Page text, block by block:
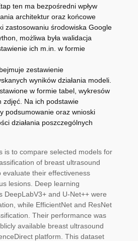
ten ma bezpośredni wpływ
architektur oraz końcowe
zastosowaniu środowiska Google
możliwa była walidacja
ich m.in. w formie
zestawienie
wyników działania modeli.
w formie tabel, wykresów
zdjęć. Na ich podstawie
podsumowanie oraz wnioski
działania poszczególnych
is to compare selected models for
of breast ultrasound
evaluate their effectiveness
lesions. Deep learning
DeepLabV3+ and U-Net++ were
while EfficientNet and ResNet
Their performance was
available breast ultrasound
platform. This dataset